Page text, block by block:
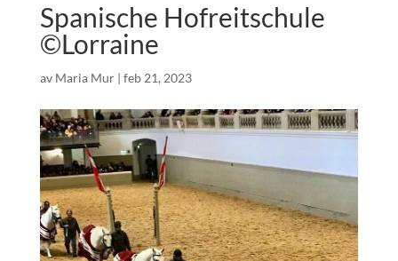
Spanische Hofreitschule
©Lorraine
av Maria Mur| feb 21, 2023